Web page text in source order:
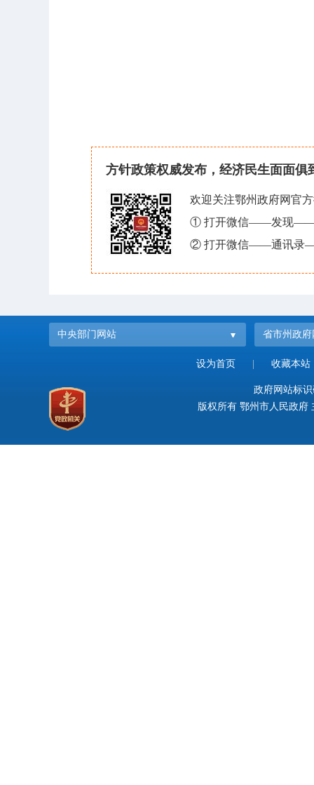
方针政策权威发布，经济民生面面俱
欢迎关注鄂州政府网官
① 打开微信——发现——
② 打开微信——通讯录
中央部门网站 省市州政府
设为首页 收藏本站
政府网站标
版权所有 鄂州市人民政府